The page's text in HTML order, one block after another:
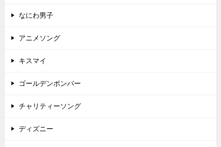
なにわ男子
アニメソング
キスマイ
ゴールデンボンバー
チャリティーソング
ディズニー